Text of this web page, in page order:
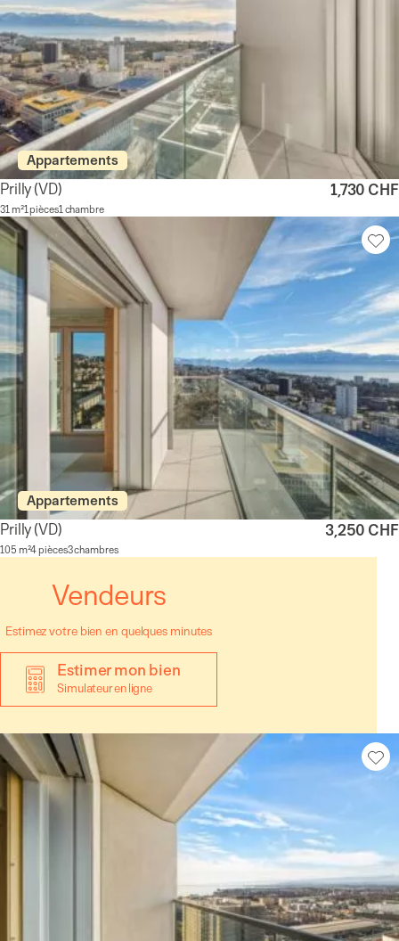
Appartements
Prilly(VD)
31 m²1 pièces1 chambre
1,730 CHF
Appartements
Prilly(VD)
105 m²4 pièces3 chambres
3,250 CHF
Vendeurs
Estimez votre bien en quelques minutes
Estimer mon bien
Simulateur en ligne